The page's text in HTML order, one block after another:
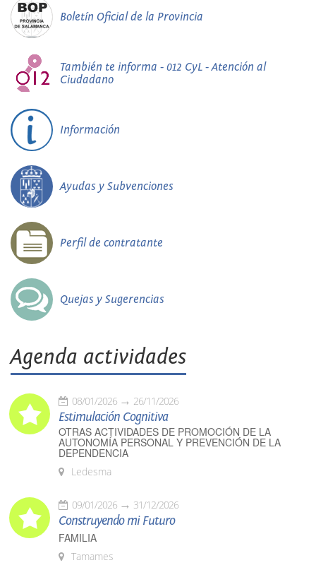
Boletín Oficial de la Provincia
También te informa - 012 CyL - Atención al
Ciudadano
Información
Ayudas y Subvenciones
Perfil de contratante
Quejas y Sugerencias
Agenda actividades
08/01/2026 26/11/2026
Estimulación Cognitiva
OTRAS ACTIVIDADES DE PROMOCIÓN DE LA
AUTONOMÍA PERSONAL Y PREVENCIÓN DE LA
DEPENDENCIA
Ledesma
09/01/2026 31/12/2026
Construyendo mi Futuro
FAMILIA
Tamames